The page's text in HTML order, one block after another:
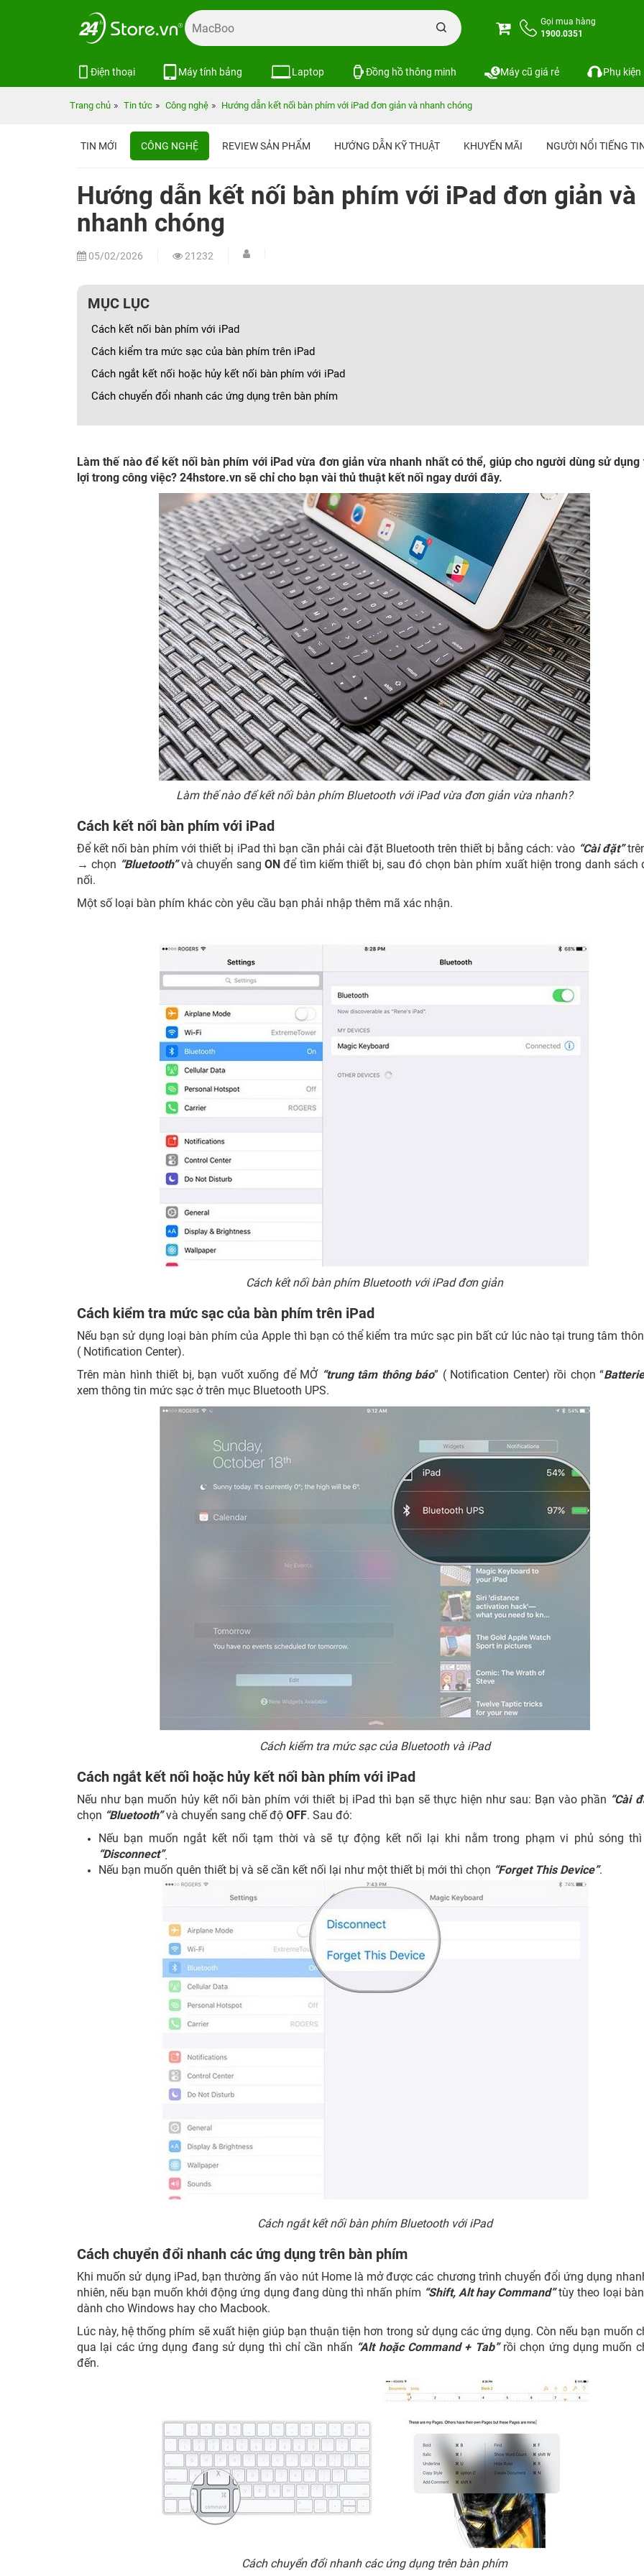
Gọi mua hàng
1900.0351
Điện thoại Máy tính bảng Laptop Đồng hồ thông minh Máy cũ giá rẻ Phụ kiện
Trang chủ Tin tức Công nghệ Hướng dẫn kết nối bàn phím với iPad đơn giản và nhanh chóng
TIN MỚI CÔNG NGHỆ REVIEW SẢN PHẨM HƯỚNG DẪN KỸ THUẬT KHUYẾN MÃI NGƯỜI NỔI TIẾNG
Hướng dẫn kết nối bàn phím với iPad đơn giản và
nhanh chóng
05/02/2026 21232
MỤC LỤC
Cách kết nối bàn phím với iPad
Cách kiểm tra mức sạc của bàn phím trên iPad
Cách ngắt kết nối hoặc hủy kết nối bàn phím với iPad
Cách chuyển đổi nhanh các ứng dụng trên bàn phím
Làm thế nào để kết nối bàn phím với iPad vừa đơn giản vừa nhanh nhất có thể, giúp cho người dùng sử dụng
lợi trong công việc? 24hstore.vn sẽ chỉ cho bạn vài thủ thuật kết nối ngay dưới đây.
Làm thế nào để kết nối bàn phím Bluetooth với iPad vừa đơn giản vừa nhanh?
Cách kết nối bàn phím với iPad
Để kết nối bàn phím với thiết bị iPad thì bạn cần phải cài đặt Bluetooth trên thiết bị bằng cách: vào “Cài đặt”
→ chọn “Bluetooth”và chuyển sangON để tìm kiếm thiết bị, sau đó chọn bàn phím xuất hiện trong danh sách
nối.
Một số loại bàn phím khác còn yêu cầu bạn phải nhập thêm mã xác nhận.
Cách kết nối bàn phím Bluetooth với iPad đơn giản
Cách kiểm tra mức sạc của bàn phím trên iPad
Nếu bạn sử dụng loại bàn phím của Apple thì bạn có thể kiểm tra mức sạc pin bất cứ lúc nào tại trung tâm
( Notification Center).
Trên màn hình thiết bị, bạn vuốt xuống để MỞ “trung tâm thông báo” ( Notification Center) rồi chọn “
xem thông tin mức sạc ở trên mục Bluetooth UPS.
Cách kiểm tra mức sạc của Bluetooth và iPad
Cách ngắt kết nối hoặc hủy kết nối bàn phím với iPad
Nếu như bạn muốn hủy kết nối bàn phím với thiết bị iPad thì bạn sẽ thực hiện như sau: Bạn vào phần “Cài
chọn “Bluetooth”và chuyển sang chế độ OFF. Sau đó:
Nếu bạn muốn ngắt kết nối tạm thời và sẽ tự động kết nối lại khi nằm trong phạm vi phủ sóng thì
“Disconnect”.
Nếu bạn muốn quên thiết bị và sẽ cần kết nối lại như một thiết bị mới thì chọn “Forget This Device”.
Cách ngắt kết nối bàn phím Bluetooth với iPad
Cách chuyển đổi nhanh các ứng dụng trên bàn phím
Khi muốn sử dụng iPad, bạn thường ấn vào nút Home là mở được các chương trình chuyển đổi ứng dụng
nhiên, nếu bạn muốn khởi động ứng dụng đang dùng thì nhấn phím “Shift, Alt hay Command”tùy theo loại
dành cho Windows hay cho Macbook.
Lúc này, hệ thống phím sẽ xuất hiện giúp bạn thuận tiện hơn trong sử dụng các ứng dụng. Còn nếu bạn muốn
qua lại các ứng dụng đang sử dụng thì chỉ cần nhấn “Alt hoặc Command + Tab”rồi chọn ứng dụng muốn
đến.
Cách chuyển đổi nhanh các ứng dụng trên bàn phím